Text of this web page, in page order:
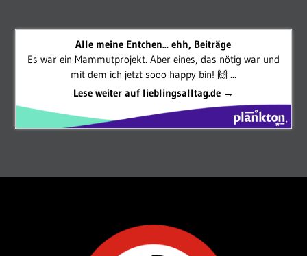
Alle meine Entchen... ehh, Beiträge
Es war ein Mammutprojekt. Aber eines, das nötig war und
mit dem ich jetzt sooo happy bin! 🙌 ...
Lese weiter auf lieblingsalltag.de →